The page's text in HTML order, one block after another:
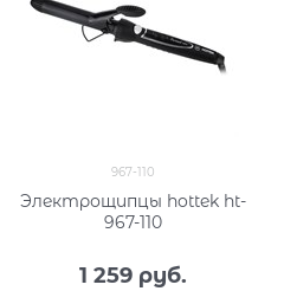
967-110
Электрощипцы hottek ht-
967-110
1 259 руб.